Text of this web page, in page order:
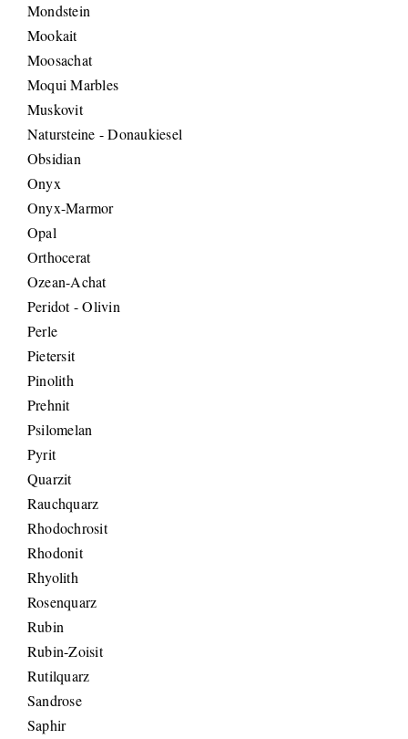
Mondstein
Mookait
Moosachat
Moqui Marbles
Muskovit
Natursteine - Donaukiesel
Obsidian
Onyx
Onyx-Marmor
Opal
Orthocerat
Ozean-Achat
Peridot - Olivin
Perle
Pietersit
Pinolith
Prehnit
Psilomelan
Pyrit
Quarzit
Rauchquarz
Rhodochrosit
Rhodonit
Rhyolith
Rosenquarz
Rubin
Rubin-Zoisit
Rutilquarz
Sandrose
Saphir